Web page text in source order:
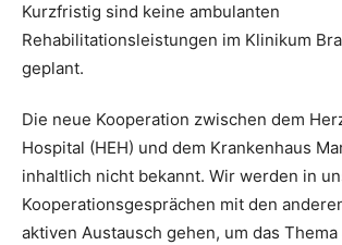
Kurzfristig sind keine ambulanten
Rehabilitationsleistungen im Klinikum
geplant.
Die neue Kooperation zwischen dem
Hospital (HEH) und dem Krankenhaus
inhaltlich nicht bekannt. Wir werden in
Kooperationsgesprächen mit den
aktiven Austausch gehen, um das